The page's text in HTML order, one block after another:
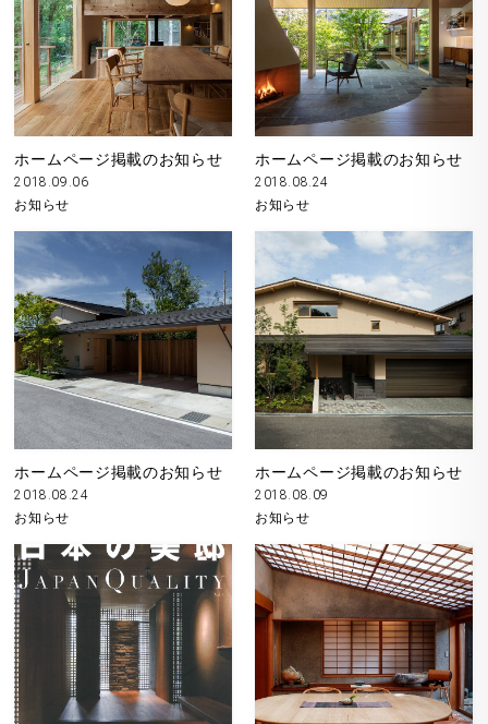
ホームページ掲載のお知らせ
2018.09.06
お知らせ
ホームページ掲載のお知らせ
2018.08.24
お知らせ
ホームページ掲載のお知らせ
2018.08.24
お知らせ
ホームページ掲載のお知らせ
2018.08.09
お知らせ